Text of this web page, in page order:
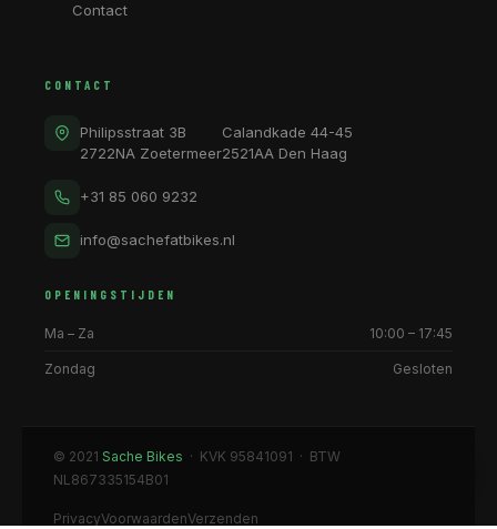
Contact
CONTACT
Philipsstraat 3B
2722NA Zoetermeer
Calandkade 44-45
2521AA Den Haag
+31 85 060 9232
info@sachefatbikes.nl
OPENINGSTIJDEN
Ma – Za 10:00 – 17:45
Zondag Gesloten
© 2021 Sache Bikes · KVK 95841091 · BTW
NL867335154B01
PrivacyVoorwaardenVerzenden